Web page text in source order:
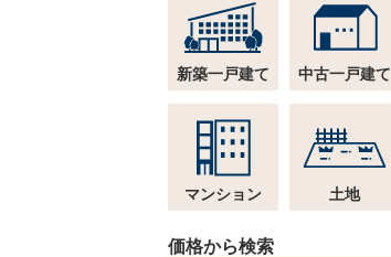
新築一戸建て 中古一戸建て
マンション 土地
価格から検索